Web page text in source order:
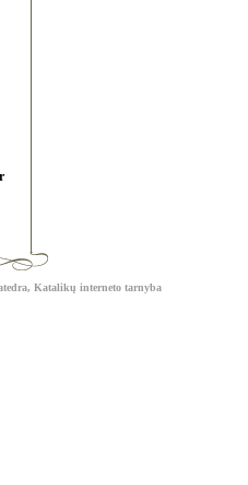
Katalikų interneto tarnyba